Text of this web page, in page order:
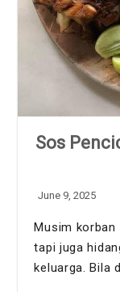
Sos
June 9, 2025
Musim korban
tapi juga
keluarga. Bila